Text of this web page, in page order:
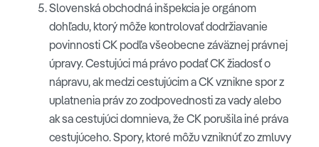
Slovenská obchodná inšpekcia je orgánom
dohľadu, ktorý môže kontrolovať dodržiavanie
povinnosti CK podľa všeobecne záväznej právnej
úpravy. Cestujúci má právo podať CK žiadosť o
nápravu, ak medzi cestujúcim a CK vznikne spor z
uplatnenia práv zo zodpovednosti za vady alebo
ak sa cestujúci domnieva, že CK porušila iné práva
cestujúceho. Spory, ktoré môžu vzniknúť zo zmluvy